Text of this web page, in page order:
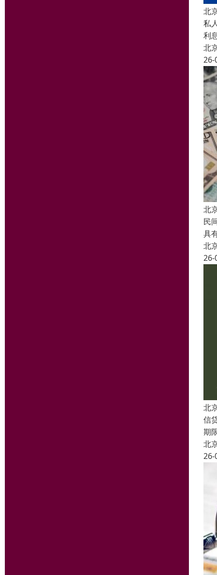
北
私
利
北
26-
北
民
具
北
26-
北
信
期
北
26-